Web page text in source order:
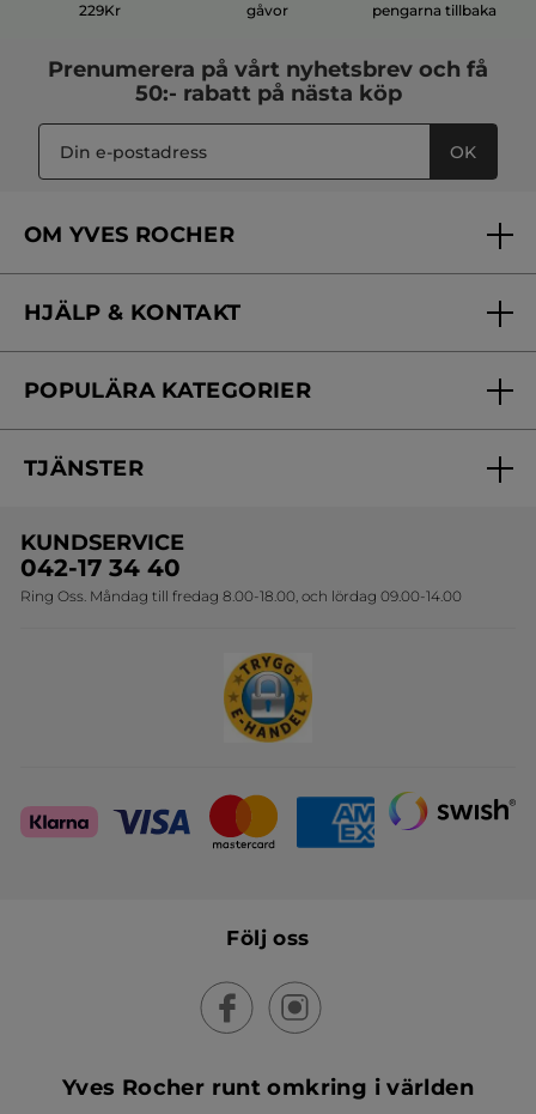
229Kr
gåvor
pengarna tillbaka
Prenumerera på vårt nyhetsbrev och få
50:- rabatt på nästa köp
OK
OM YVES ROCHER
Vårt engagemang
Skönhetstips
HJÄLP & KONTAKT
Kontakta oss
Online prislista
POPULÄRA KATEGORIER
Erbjudanden
Travelsize
Sets
TJÄNSTER
Onlineprislista för postorder
KUNDSERVICE
042-17 34 40
Ring Oss. Måndag till fredag 8.00-18.00, och lördag 09.00-14.00
Följ oss
Yves Rocher runt omkring i världen